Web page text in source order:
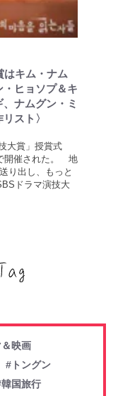
はキム・ナム
ヒョソプ＆キ
ナムグン・ミ
スト〉
大賞」授賞式
開催された。 地
り出し、もっと
ドラマ演技大
映画
#トングン
国旅行